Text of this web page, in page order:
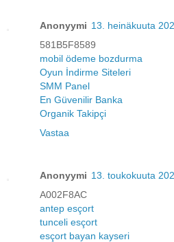
Anonyymi 13. heinäkuuta
581B5F8589
mobil ödeme bozdurma
Oyun İndirme Siteleri
SMM Panel
En Güvenilir Banka
Organik Takipçi
Vastaa
Anonyymi 13. toukokuuta
A002F8AC
antep esçort
tunceli esçort
esçort bayan kayseri